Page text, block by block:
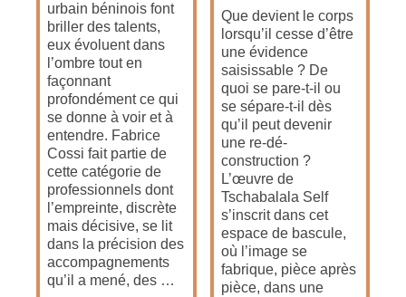
urbain béninois font
briller des talents,
eux évoluent dans
l’ombre tout en
façonnant
profondément ce qui
se donne à voir et à
entendre. Fabrice
Cossi fait partie de
cette catégorie de
professionnels dont
l’empreinte, discrète
mais décisive, se lit
dans la précision des
accompagnements
qu’il a mené, des …
Que devient le corps
lorsqu’il cesse d’être
une évidence
saisissable ? De
quoi se pare-t-il ou
se sépare-t-il dès
qu’il peut devenir
une re-dé-
construction ?
L’œuvre de
Tschabalala Self
s’inscrit dans cet
espace de bascule,
où l’image se
fabrique, pièce après
pièce, dans une